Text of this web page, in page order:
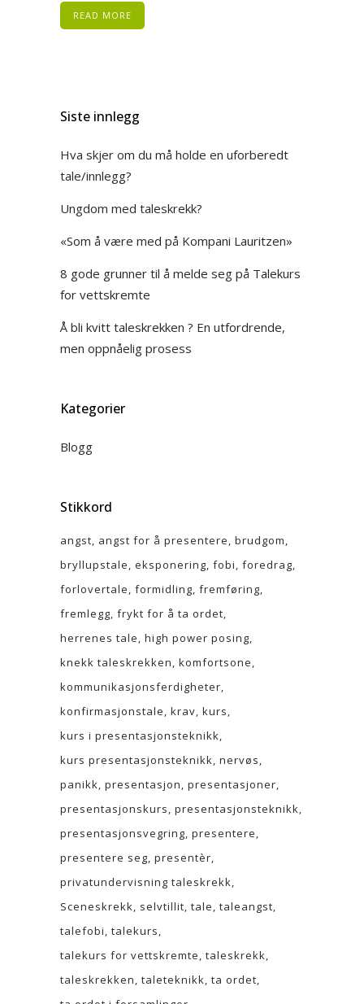
READ MORE
Siste innlegg
Hva skjer om du må holde en uforberedt
tale/innlegg?
Ungdom med taleskrekk?
«Som å være med på Kompani Lauritzen»
8 gode grunner til å melde seg på Talekurs
for vettskremte
Å bli kvitt taleskrekken ? En utfordrende,
men oppnåelig prosess
Kategorier
Blogg
Stikkord
angst angst for å presentere brudgom
bryllupstale eksponering fobi foredrag
forlovertale formidling fremføring
fremlegg frykt for å ta ordet
herrenes tale high power posing
knekk taleskrekken komfortsone
kommunikasjonsferdigheter
konfirmasjonstale krav kurs
kurs i presentasjonsteknikk
kurs presentasjonsteknikk nervøs
panikk presentasjon presentasjoner
presentasjonskurs presentasjonsteknikk
presentasjonsvegring presentere
presentere seg presentèr
privatundervisning taleskrekk
Sceneskrekk selvtillit tale taleangst
talefobi talekurs
talekurs for vettskremte taleskrekk
taleskrekken taleteknikk ta ordet